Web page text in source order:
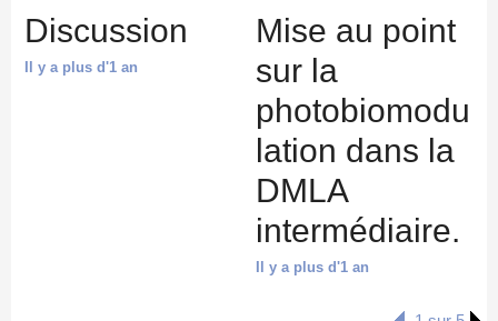
Discussion
Il y a plus d'1 an
Mise au point
sur la
photobiomodu
lation dans la
DMLA
intermédiaire.
Il y a plus d'1 an